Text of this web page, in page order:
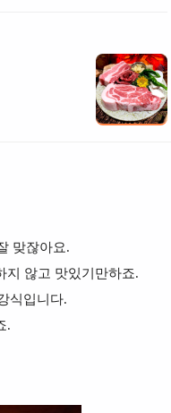
맞잖아요.
지 않고 맛있기만하죠.
식입니다.
.